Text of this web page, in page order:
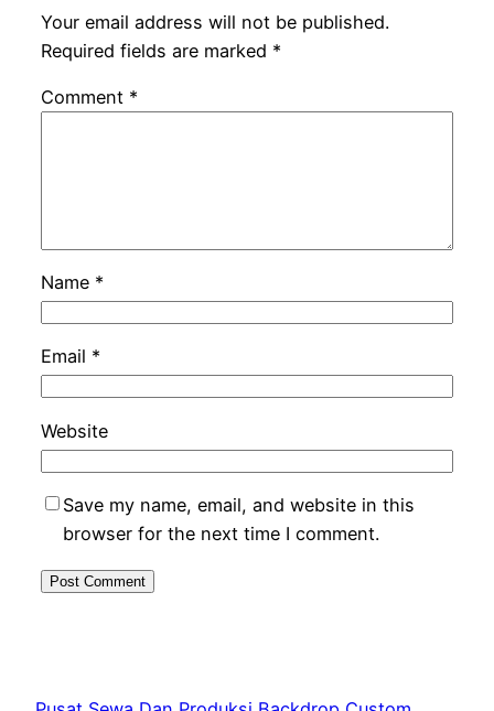
Your email address will not be published.
Required fields are marked *
Comment *
Name *
Email *
Website
Save my name, email, and website in this
browser for the next time I comment.